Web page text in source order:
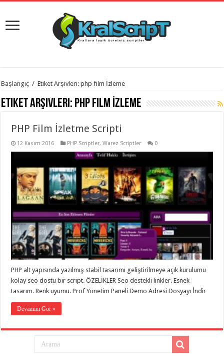
istanbul
evden
eve
organizasyon,
evden
evden
taşımacılık,
gaziantep
taşımacılık,
evden
taşımacılık,
gaziantep
evden
gaziantep
evden
taşımacılık,
gaziantep
evden
gaziantep
Başlangıç / Etiket Arşivleri: php film İzleme
Etiket Arşivleri: php film İzleme
PHP Film İzletme Scripti
12 Kasım 2016 PHP Scriptler,Warez Scriptler 0
PHP alt yapısında yazılmış stabil tasarımı geliştirilmeye açık kurulumu
kolay seo dostu bir script. ÖZELİKLER Seo destekli linkler. Esnek
tasarım. Renk uyumu. Prof Yönetim Paneli Demo Adresi Dosyayı İndir
Devamını Gör »